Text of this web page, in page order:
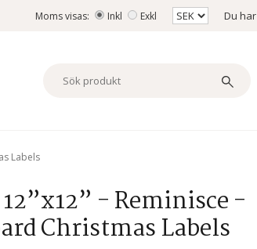
Moms visas: Inkl Exkl Du har
Labels
- Reminisce -
Christmas Labels